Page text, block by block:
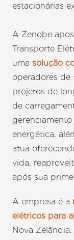
estacionárias
A Zenobe
Transporte
umasolução
operadores de
projetos de
de
energética,
atua
vida,
após sua
A empresa é a
elétricos para
Nova